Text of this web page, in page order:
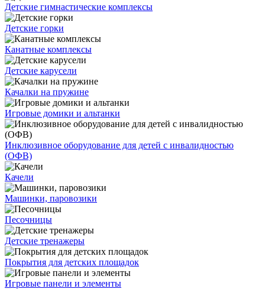
Детские гимнастические комплексы
Детские горки
Канатные комплексы
Детские карусели
Качалки на пружине
Игровые домики и альтанки
Инклюзивное оборудование для детей с инвалидностью
(ОФВ)
Качели
Машинки, паровозики
Песочницы
Детские тренажеры
Покрытия для детских площадок
Игровые панели и элементы